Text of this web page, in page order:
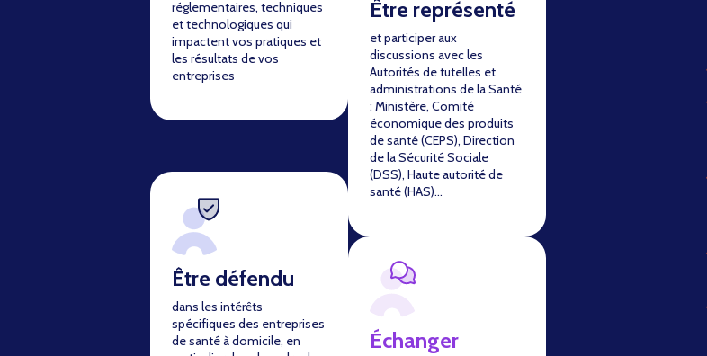
réglementaires, techniques
et technologiques qui
impactent vos pratiques et
les résultats de vos
entreprises
Être représenté
et participer aux
discussions avec les
Autorités de tutelles et
administrations de la Santé
: Ministère, Comité
économique des produits
de santé (CEPS), Direction
de la Sécurité Sociale
(DSS), Haute autorité de
santé (HAS)…
Être défendu
dans les intérêts
spécifiques des entreprises
de santé à domicile, en
Échanger